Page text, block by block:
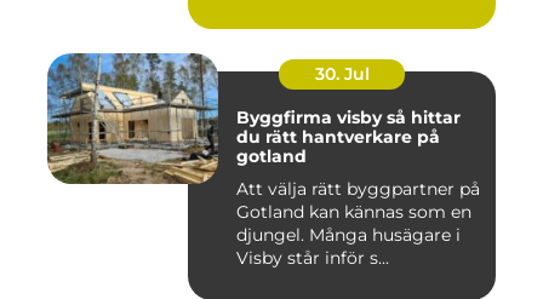
30. Jul
Byggfirma visby så hittar
du rätt hantverkare på
gotland
Att välja rätt byggpartner på
Gotland kan kännas som en
djungel. Många husägare i
Visby står inför s...